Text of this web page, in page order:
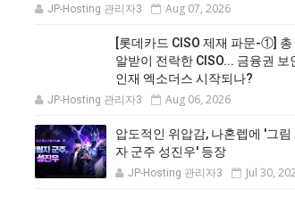
JP-Hosting 관리자3 Aug 07, 2026
[롯데카드 CISO 제재 파문-①] 총
알받이 전락한 CISO... 금융권 보
인재 엑소더스 시작되나?
JP-Hosting 관리자3 Aug 06, 2026
압도적인 위압감, 나혼렙에 '그림
자 군주 성진우' 등장
JP-Hosting 관리자3 Jul 30,